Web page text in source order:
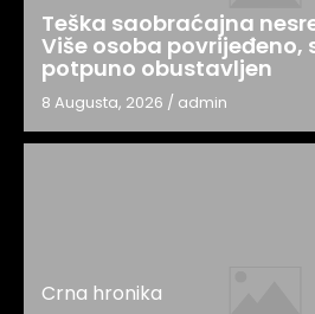
Teška saobraćajna
Više osoba povrijeđeno,
potpuno obustavljen
8 Augusta, 2026 / admin
Crna hronika